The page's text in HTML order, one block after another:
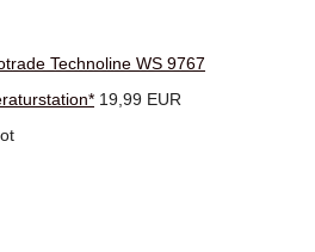
Technoline WS 9767
19,99 EUR